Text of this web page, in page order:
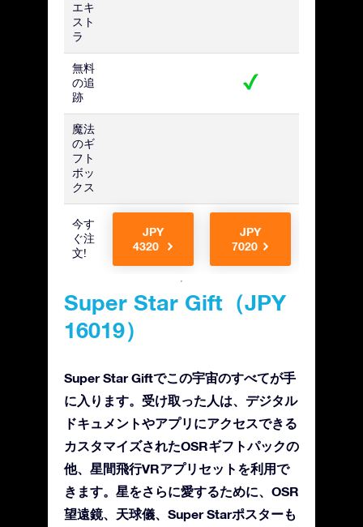
エキ
スト
ラ
無料
の追
跡
魔法
のギ
フト
ボッ
クス
今す
ぐ注
文!
JPY
4320
JPY
7020
Super Star Gift（JPY
16019）
Super Star Giftでこの宇宙のすべてが手
に入ります。受け取った人は、デジタル
ドキュメントやアプリにアクセスできる
カスタマイズされたOSRギフトパックの
他、星間飛行VRアプリセットを利用で
きます。星をさらに愛するために、OSR
望遠鏡、天球儀、Super Starポスターも